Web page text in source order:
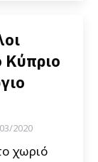
Κύπριο
2020
χωριό